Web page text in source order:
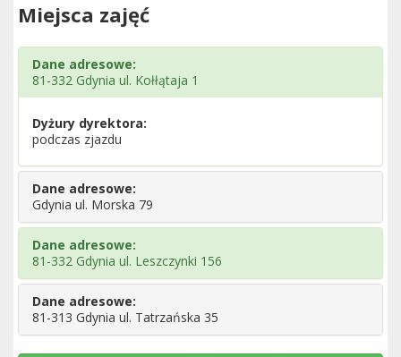
Miejsca zajęć
Dane adresowe:
81-332 Gdynia ul. Kołłątaja 1
Dyżury dyrektora:
podczas zjazdu
Dane adresowe:
Gdynia ul. Morska 79
Dane adresowe:
81-332 Gdynia ul. Leszczynki 156
Dane adresowe:
81-313 Gdynia ul. Tatrzańska 35